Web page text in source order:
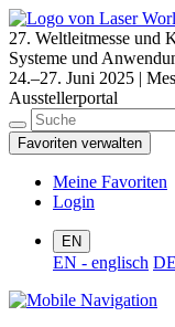
27. Weltleitmesse und
Systeme und
24.–27. Juni 2025 |
Ausstellerportal
Favoriten verwalten
Meine Favoriten
Login
EN
EN - englisch